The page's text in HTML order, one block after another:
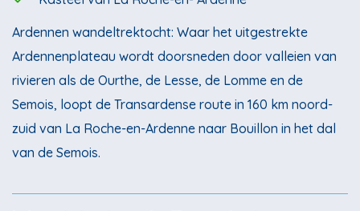
Ardennen wandeltrektocht: Waar het uitgestrekte
Ardennenplateau wordt doorsneden door valleien van
rivieren als de Ourthe, de Lesse, de Lomme en de
Semois, loopt de Transardense route in 160 km noord-
zuid van La Roche-en-Ardenne naar Bouillon in het dal
van de Semois.